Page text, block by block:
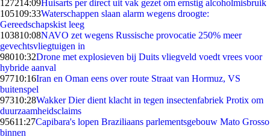
127214:09Huisarts per direct uit vak gezet om ernstig alcoholmisbruik
105109:33Waterschappen slaan alarm wegens droogte:
Gereedschapskist leeg
103810:08NAVO zet wegens Russische provocatie 250% meer
gevechtsvliegtuigen in
98010:32Drone met explosieven bij Duits vliegveld voedt vrees voor
hybride aanval
97710:16Iran en Oman eens over route Straat van Hormuz, VS
buitenspel
97310:28Wakker Dier dient klacht in tegen insectenfabriek Protix om
duurzaamheidsclaims
95611:27Capibara's lopen Braziliaans parlementsgebouw Mato Grosso
binnen